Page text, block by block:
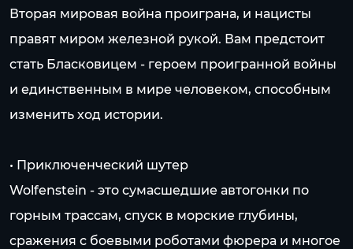
Вторая мировая война проиграна, и нацисты
правят миром железной рукой. Вам предстоит
стать Бласковицем - героем проигранной войны
и единственным в мире человеком, способным
изменить ход истории.
• Приключенческий шутер
Wolfenstein - это сумасшедшие автогонки по
горным трассам, спуск в морские глубины,
сражения с боевыми роботами фюрера и многое